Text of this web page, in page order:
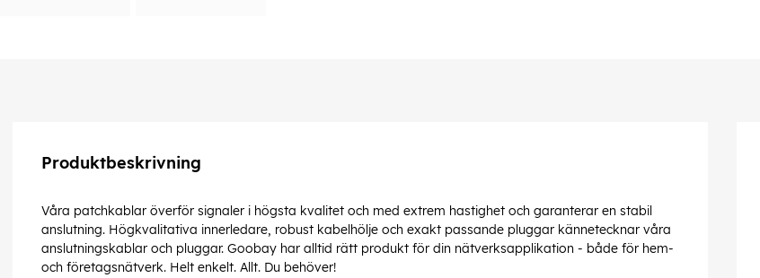
Produktbeskrivning
Våra patchkablar överför signaler i högsta kvalitet och med extrem hastighet och garanterar en stabil
anslutning. Högkvalitativa innerledare, robust kabelhölje och exakt passande pluggar kännetecknar våra
anslutningskablar och pluggar. Goobay har alltid rätt produkt för din nätverksapplikation - både för hem-
och företagsnätverk. Helt enkelt. Allt. Du behöver!